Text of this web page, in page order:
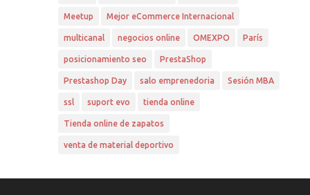
Meetup Mejor eCommerce Internacional
multicanal negocios online OMEXPO París
posicionamiento seo PrestaShop
Prestashop Day salo emprenedoria Sesión MBA
ssl suport evo tienda online
Tienda online de zapatos
venta de material deportivo